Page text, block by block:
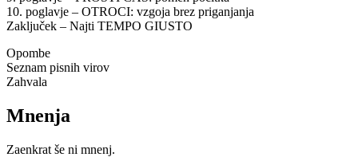
10. poglavje – OTROCI: vzgoja brez priganjanja
Zaključek – Najti TEMPO GIUSTO
Opombe
Seznam pisnih virov
Zahvala
Mnenja
Zaenkrat še ni mnenj.